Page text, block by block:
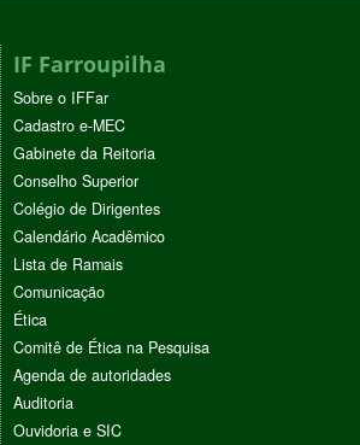
IF Farroupilha
Sobre o IFFar
Cadastro e-MEC
Gabinete da Reitoria
Conselho Superior
Colégio de Dirigentes
Calendário Acadêmico
Lista de Ramais
Comunicação
Ética
Comitê de Ética na Pesquisa
Agenda de autoridades
Auditoria
Ouvidoria e SIC